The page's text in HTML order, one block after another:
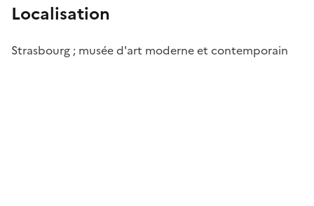
Localisation
Strasbourg ; musée d'art moderne et contemporain